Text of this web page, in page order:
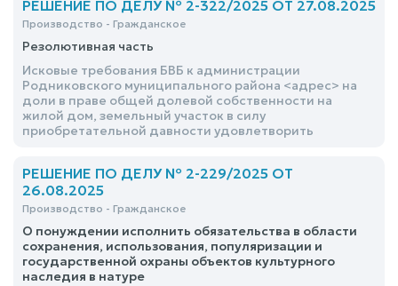
РЕШЕНИЕ ПО ДЕЛУ № 2-322/2025 ОТ 27.08.2025
Производство - Гражданское
Резолютивная часть
Исковые требования БВБ к администрации
Родниковского муниципального района <адрес> на
доли в праве общей долевой собственности на
жилой дом, земельный участок в силу
приобретательной давности удовлетворить
РЕШЕНИЕ ПО ДЕЛУ № 2-229/2025 ОТ
26.08.2025
Производство - Гражданское
О понуждении исполнить обязательства в области
сохранения, использования, популяризации и
государственной охраны объектов культурного
наследия в натуре